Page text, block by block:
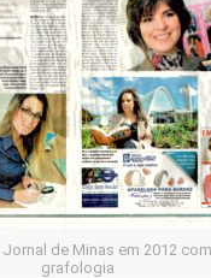
de Minas em 2012
grafologia